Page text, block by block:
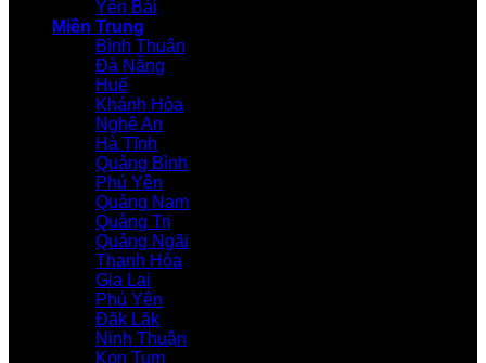
Yên Bái
Miền Trung
Bình Thuận
Đà Nẵng
Huế
Khánh Hòa
Nghệ An
Hà Tĩnh
Quảng Bình
Phú Yên
Quảng Nam
Quảng Trị
Quảng Ngãi
Thanh Hóa
Gia Lai
Phú Yên
Đăk Lăk
Ninh Thuận
Kon Tum